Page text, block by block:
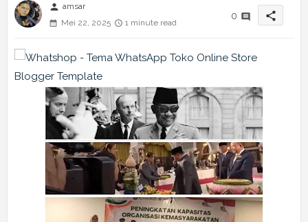
person amsar
Mei 22, 2025
1 minute read
0 share